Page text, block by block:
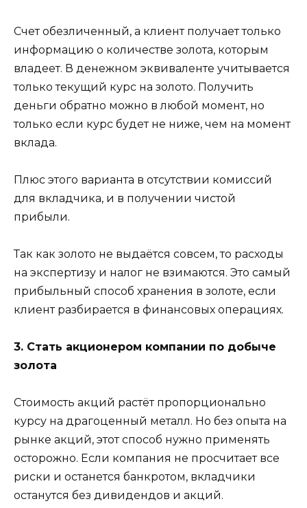
Счет обезличенный, а клиент получает только
информацию о количестве золота, которым
владеет. В денежном эквиваленте учитывается
только текущий курс на золото. Получить
деньги обратно можно в любой момент, но
только если курс будет не ниже, чем на момент
вклада.
Плюс этого варианта в отсутствии комиссий
для вкладчика, и в получении чистой
прибыли.
Так как золото не выдаётся совсем, то расходы
на экспертизу и налог не взимаются. Это самый
прибыльный способ хранения в золоте, если
клиент разбирается в финансовых операциях.
3. Стать акционером компании по добыче
золота
Стоимость акций растёт пропорционально
курсу на драгоценный металл. Но без опыта на
рынке акций, этот способ нужно применять
осторожно. Если компания не просчитает все
риски и останется банкротом, вкладчики
останутся без дивидендов и акций.